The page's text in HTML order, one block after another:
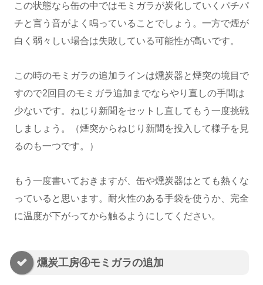
この状態なら缶の中ではモミガラが炭化していくパチパ
チと言う音がよく鳴っていることでしょう。一方で煙が
白く弱々しい場合は失敗している可能性が高いです。
この時のモミガラの追加ラインは燻炭器と煙突の境目で
すので2回目のモミガラ追加までならやり直しの手間は
少ないです。ねじり新聞をセットし直してもう一度挑戦
しましょう。（煙突からねじり新聞を投入して様子を見
るのも一つです。）
もう一度書いておきますが、缶や燻炭器はとても熱くな
っていると思います。耐火性のある手袋を使うか、完全
に温度が下がってから触るようにしてください。
燻炭工房④モミガラの追加